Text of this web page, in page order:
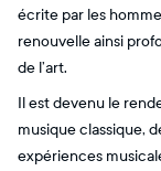
écrite par les
renouvelle ainsi
de l’art.
Il est devenu le
musique classique,
expériences